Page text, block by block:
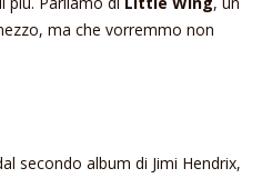
ma che vorremmo non
secondo album di Jimi Hendrix,